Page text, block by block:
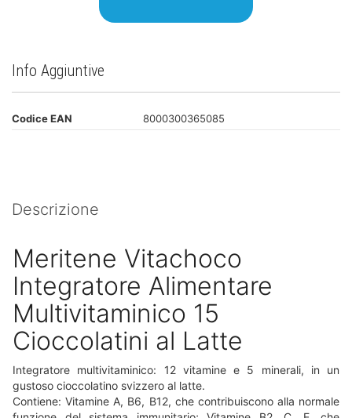
Info Aggiuntive
Codice EAN 8000300365085
Descrizione
Meritene Vitachoco
Integratore Alimentare
Multivitaminico 15
Cioccolatini al Latte
Integratore multivitaminico: 12 vitamine e 5 minerali, in un
gustoso cioccolatino svizzero al latte.
Contiene: Vitamine A, B6, B12, che contribuiscono alla normale